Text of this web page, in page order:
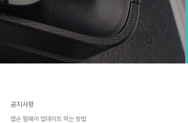
공지사항
엡손 펌웨어 업데이트 막는 방법